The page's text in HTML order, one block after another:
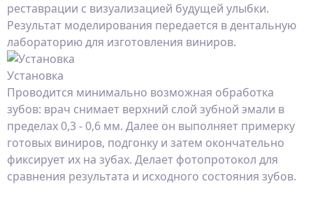
реставрации с визуализацией будущей улыбки.
Результат моделирования передается в дентальную
лабораторию для изготовления виниров.
Установка
Проводится минимально возможная обработка
зубов: врач снимает верхний слой зубной эмали в
пределах 0,3 - 0,6 мм. Далее он выполняет примерку
готовых виниров, подгонку и затем окончательно
фиксирует их на зубах. Делает фотопротокол для
сравнения результата и исходного состояния зубов.